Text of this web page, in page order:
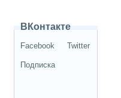
ВКонтакте
Facebook Twitter
Подписка